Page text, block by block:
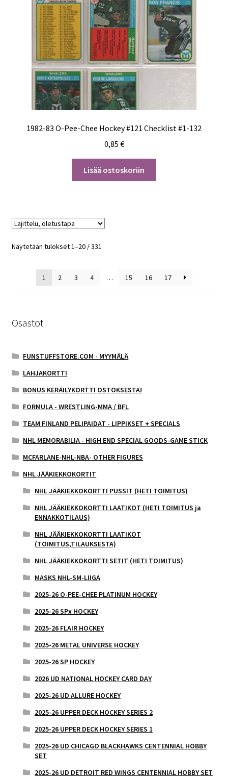
1982-83 O-Pee-Chee Hockey #121 Checklist #1-132
0,85 €
Lisää ostoskoriin
Näytetään tulokset 1–20 / 331
1 2 3 4 … 15 16 17
Osastot
FUNSTUFFSTORE.COM - MYYMÄLÄ
LAHJAKORTTI
BONUS KERÄILYKORTTI OSTOKSESTA!
FORMULA - WRESTLING-MMA / BFL
TEAM FINLAND PELIPAIDAT - LIPPIKSET + SPECIALS
NHL MEMORABILIA - HIGH END SPECIAL GOODS-GAME STICK
MCFARLANE-NHL-NBA- OTHER FIGURES
NHL JÄÄKIEKKOKORTIT
NHL JÄÄKIEKKOKORTTI PUSSIT (HETI TOIMITUS)
NHL JÄÄKIEKKOKORTTI LAATIKOT (HETI TOIMITUS ja
ENNAKKOTILAUS)
NHL JÄÄKIEKKOKORTTI LAATIKOT
(TOIMITUS,TILAUKSESTA)
NHL JÄÄKIEKKOKORTTI SETIT (HETI TOIMITUS)
MASKS NHL-SM-LIIGA
2025-26 O-PEE-CHEE PLATINUM HOCKEY
2025-26 SPx HOCKEY
2025-26 FLAIR HOCKEY
2025-26 METAL UNIVERSE HOCKEY
2025-26 SP HOCKEY
2026 UD NATIONAL HOCKEY CARD DAY
2025-26 UD ALLURE HOCKEY
2025-26 UPPER DECK HOCKEY SERIES 2
2025-26 UPPER DECK HOCKEY SERIES 1
2025-26 UD CHICAGO BLACKHAWKS CENTENNIAL HOBBY
SET
2025-26 UD DETROIT RED WINGS CENTENNIAL HOBBY SET